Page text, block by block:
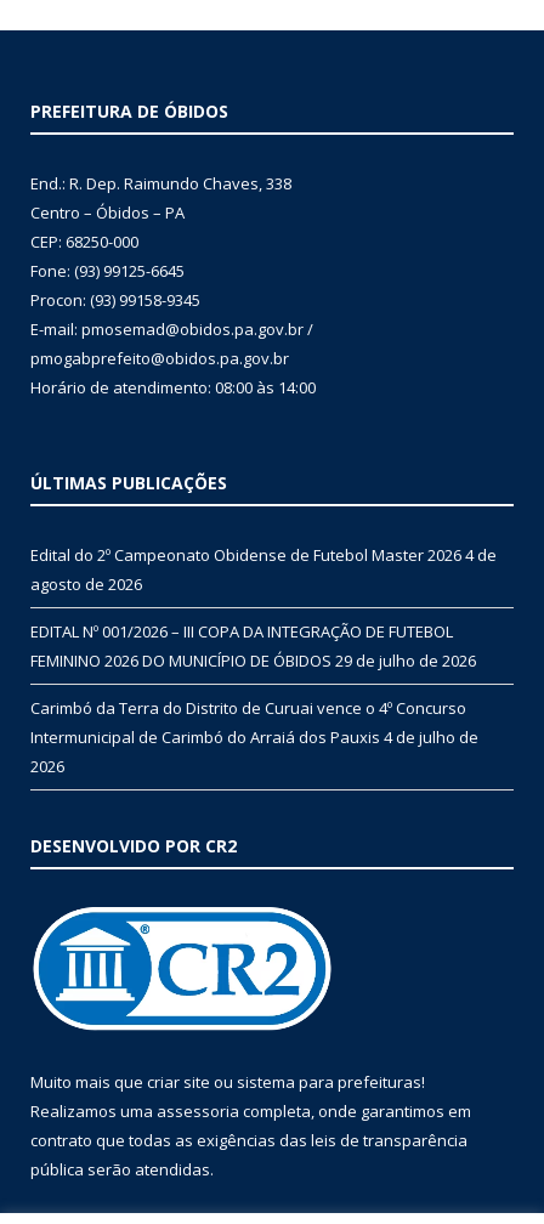
PREFEITURA DE ÓBIDOS
End.: R. Dep. Raimundo Chaves, 338
Centro – Óbidos – PA
CEP: 68250-000
Fone: (93) 99125-6645
Procon: (93) 99158-9345
E-mail: pmosemad@obidos.pa.gov.br /
pmogabprefeito@obidos.pa.gov.br
Horário de atendimento: 08:00 às 14:00
ÚLTIMAS PUBLICAÇÕES
Edital do 2º Campeonato Obidense de Futebol Master 20264 de
agosto de 2026
EDITAL Nº 001/2026 – III COPA DA INTEGRAÇÃO DE FUTEBOL
FEMININO 2026 DO MUNICÍPIO DE ÓBIDOS 29 de julho de 2026
Carimbó da Terra do Distrito de Curuai vence o 4º Concurso
Intermunicipal de Carimbó do Arraiá dos Pauxis 4 de julho de
2026
DESENVOLVIDO POR CR2
Muito mais que criar site ou sistema para prefeituras!
Realizamos uma assessoria completa, onde garantimos em
contrato que todas as exigências das leis de transparência
pública serão atendidas.